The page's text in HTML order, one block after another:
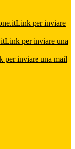
Link per inviare
Link per inviare una
per inviare una mail